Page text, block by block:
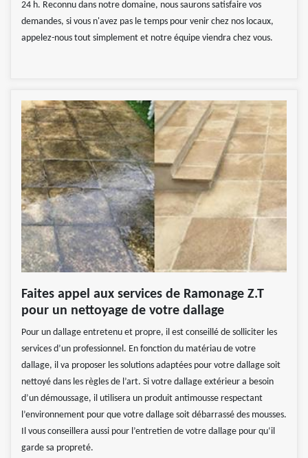
24 h. Reconnu dans notre domaine, nous saurons satisfaire vos
demandes, si vous n'avez pas le temps pour venir chez nos locaux,
appelez-nous tout simplement et notre équipe viendra chez vous.
Faites appel aux services de Ramonage Z.T
pour un nettoyage de votre dallage
Pour un dallage entretenu et propre, il est conseillé de solliciter les
services d’un professionnel. En fonction du matériau de votre
dallage, il va proposer les solutions adaptées pour votre dallage soit
nettoyé dans les règles de l’art. Si votre dallage extérieur a besoin
d’un démoussage, il utilisera un produit antimousse respectant
l’environnement pour que votre dallage soit débarrassé des mousses.
Il vous conseillera aussi pour l’entretien de votre dallage pour qu‘il
garde sa propreté.